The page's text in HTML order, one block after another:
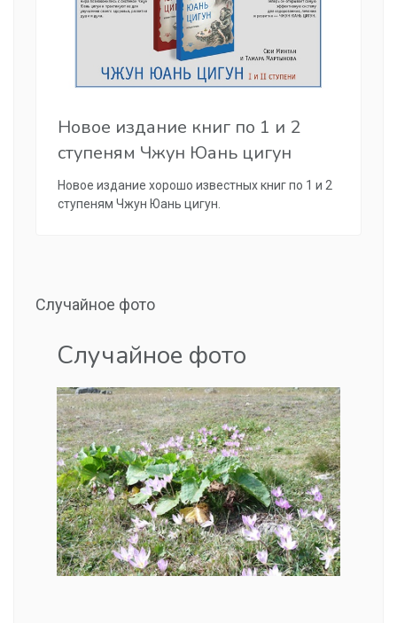
Новое издание книг по 1 и 2
ступеням Чжун Юань цигун
Новое издание хорошо известных книг по 1 и 2
ступеням Чжун Юань цигун.
Случайное фото
Случайное фото